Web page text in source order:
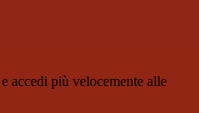
accedi più velocemente alle